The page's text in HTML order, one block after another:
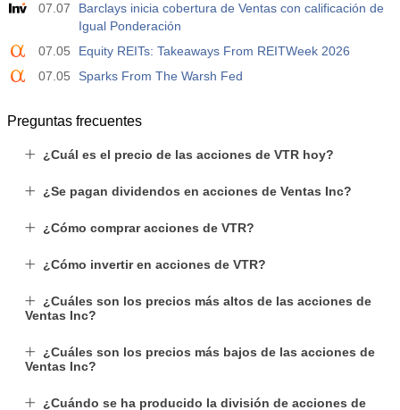
07.07
Barclays inicia cobertura de Ventas con calificación de
Igual Ponderación
07.05
Equity REITs: Takeaways From REITWeek 2026
07.05
Sparks From The Warsh Fed
Preguntas frecuentes
¿Cuál es el precio de las acciones de VTR hoy?
¿Se pagan dividendos en acciones de Ventas Inc?
¿Cómo comprar acciones de VTR?
¿Cómo invertir en acciones de VTR?
¿Cuáles son los precios más altos de las acciones de
Ventas Inc?
¿Cuáles son los precios más bajos de las acciones de
Ventas Inc?
¿Cuándo se ha producido la división de acciones de